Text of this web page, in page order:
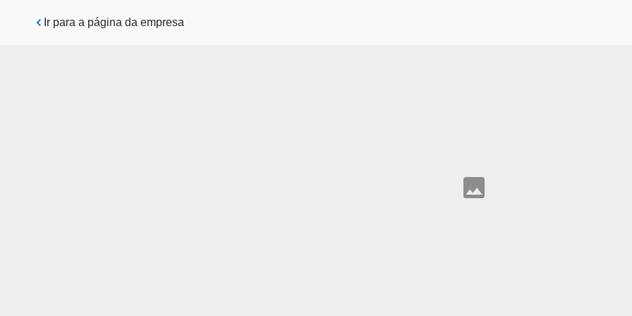
Pular para o conteúdo principal
Ir para a página da empresa